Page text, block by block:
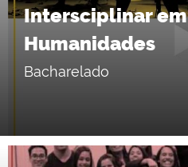
Intersciplinar em
Humanidades
Bacharelado